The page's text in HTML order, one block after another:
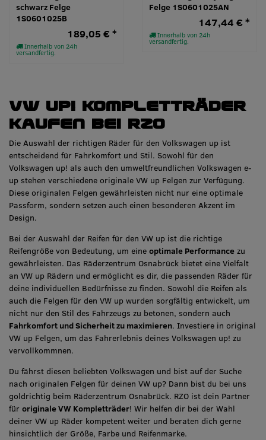
schwarz Felge
1S0601025B
Innerhalb von 24h
versandfertig.
189,05 € *
Felge 1S0601025AN
Innerhalb von 24h
versandfertig.
147,44 € *
VW up! Kompletträder
kaufen bei RZO
Die Auswahl der richtigen Räder für den Volkswagen up ist
entscheidend für Fahrkomfort und Stil. Sowohl für den
Volkswagen up! als auch den umweltfreundlichen Volkswagen e-
up stehen verschiedene originale VW up Felgen zur Verfügung.
Diese originalen Felgen gewährleisten nicht nur eine optimale
Passform, sondern setzen auch einen besonderen Akzent im
Design.
Bei der Auswahl der Reifen für den VW up ist die richtige
Reifengröße von Bedeutung, um eine optimale Performance zu
gewährleisten. Das Räderzentrum Osnabrück bietet eine Vielfalt
an VW up Rädern und ermöglicht es dir, die passenden Räder für
deine individuellen Bedürfnisse zu finden. Sowohl die Reifen als
auch die Felgen für den VW up wurden sorgfältig entwickelt, um
nicht nur den Stil des Fahrzeugs zu betonen, sondern auch
Fahrkomfort und Sicherheit zu maximieren. Investiere in original
VW up Felgen, um das Fahrerlebnis deines Volkswagen up! zu
vervollkommnen.
Du fährst diesen beliebten Volkswagen und bist auf der Suche
nach originalen Felgen für deinen VW up? Dann bist du bei uns
goldrichtig beim Räderzentrum Osnabrück. RZO ist dein Partner
für originale VW Kompletträder! Wir helfen dir bei der Wahl
deiner VW up Räder kompetent weiter und beraten dich gerne
hinsichtlich der Größe, Farbe und Reifenmarke.